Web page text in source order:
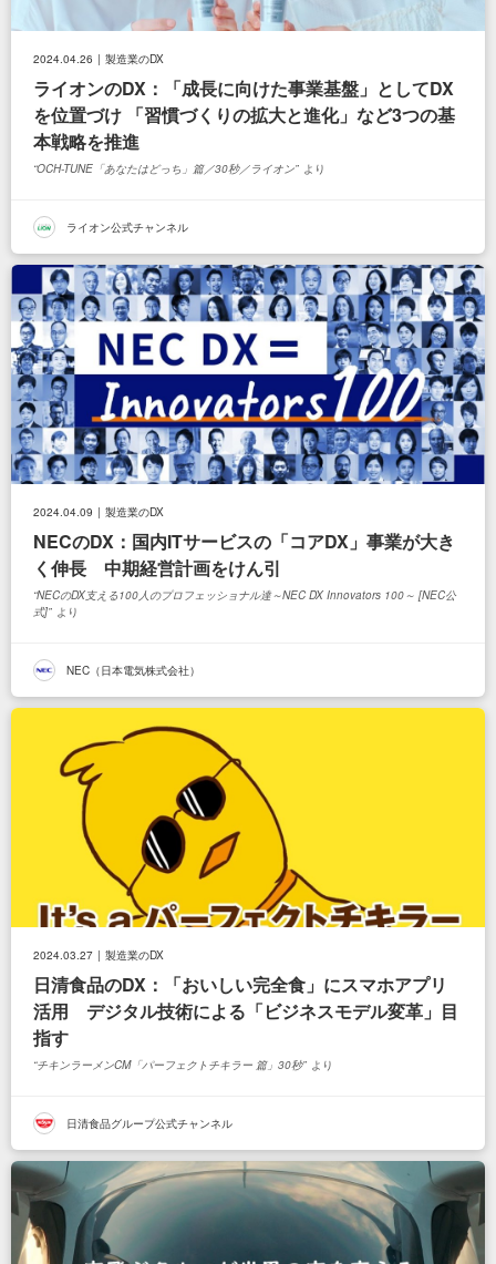
ライオンのDX：「成長に向けた事業基盤」としてDX
を位置づけ 「習慣づくりの拡大と進化」など3つの基
本戦略を推進
OCH-TUNE「あなたはどっち」篇／30秒／ライオン より
2024.04.26 製造業のDX
ライオン公式チャンネル
NECのDX：国内ITサービスの「コアDX」事業が大き
く伸長 中期経営計画をけん引
NECのDX支える100人のプロフェッショナル達～NEC DX Innovators 100～ [NEC公
式]
より
2024.04.09 製造業のDX
NEC（日本電気株式会社）
日清食品のDX：「おいしい完全食」にスマホアプリ
活用 デジタル技術による「ビジネスモデル変革」目
指す
チキンラーメンCM「パーフェクトチキラー 篇」30秒 より
2024.03.27 製造業のDX
日清食品グループ公式チャンネル